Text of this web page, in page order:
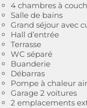
4 chambres à
Salle de bains
Grand séjour avec
Hall d’entrée
Terrasse
WC séparé
Buanderie
Débarras
Pompe à chaleur
Garage 2 voitures
2 emplacements